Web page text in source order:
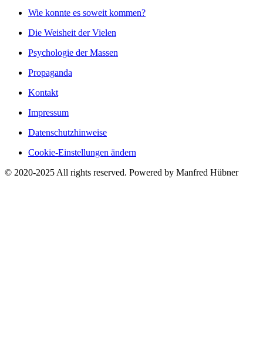
Wie konnte es soweit kommen?
Die Weisheit der Vielen
Psychologie der Massen
Propaganda
Kontakt
Impressum
Datenschutzhinweise
Cookie-Einstellungen ändern
© 2020-2025 All rights reserved. Powered by Manfred Hübner